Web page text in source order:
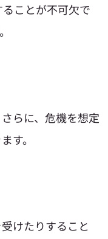
ことが不可欠で
らに、危機を想定
す。
けたりすること